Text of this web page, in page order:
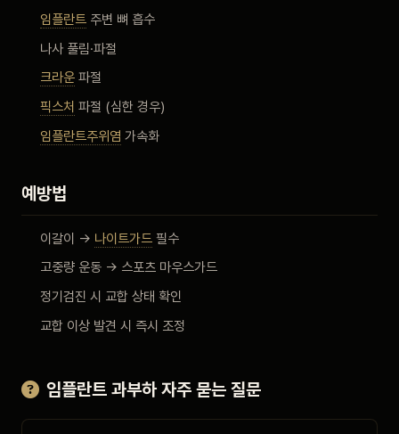
임플란트주변 뼈 흡수
나사 풀림·파절
크라운파절
픽스처 파절 (심한 경우)
임플란트주위염 가속화
예방법
이갈이 → 나이트가드필수
고중량 운동 → 스포츠 마우스가드
정기검진 시 교합 상태 확인
교합 이상 발견 시 즉시 조정
임플란트 과부하 자주 묻는 질문